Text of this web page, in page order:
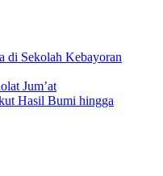
di Sekolah Kebayoran
Jum’at
Hasil Bumi hingga